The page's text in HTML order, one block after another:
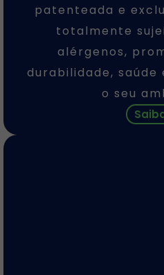
patenteada e
totalmente
alérgenos,
durabilidade,
o seu